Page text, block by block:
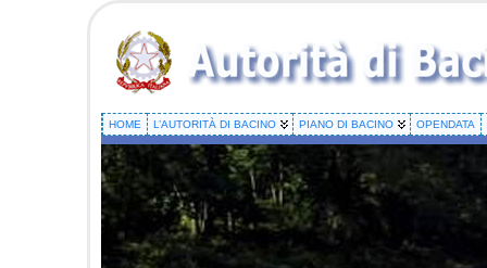
HOME L’AUTORITÀ DI BACINO PIANO DI BACINO OPENDATA